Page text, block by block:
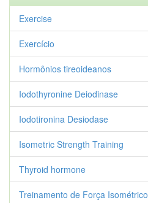
Exercise
Exercício
Hormônios tireoideanos
Iodothyronine Deiodinase
Iodotironina Desiodase
Isometric Strength Training
Thyroid hormone
Treinamento de Força Isométrico